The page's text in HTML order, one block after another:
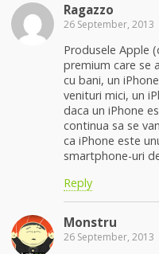
Ragazzo
26 September, 2013
Produsele Apple
premium care se
cu bani, un
venituri mici, un
daca un iPhone
continua sa se
ca iPhone este
smartphone-uri
Reply
Monstru
26 September, 2013